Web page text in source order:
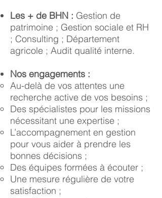
Les + de BHN : Gestion de
patrimoine ; Gestion sociale et RH
; Consulting ; Département
agricole ; Audit qualité interne.
Nos engagements :
Au-delà de vos attentes une
recherche active de vos besoins ;
Des spécialistes pour les missions
nécessitant une expertise ;
L’accompagnement en gestion
pour vous aider à prendre les
bonnes décisions ;
Des équipes formées à écouter ;
Une mesure régulière de votre
satisfaction ;